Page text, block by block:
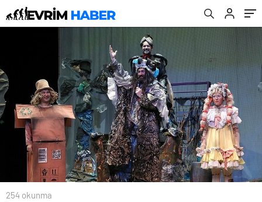
“sürdürülebilir bir dünya için” 21 Nisan 2024
Pazar günü 12.00’de başlıyor
254 okunma